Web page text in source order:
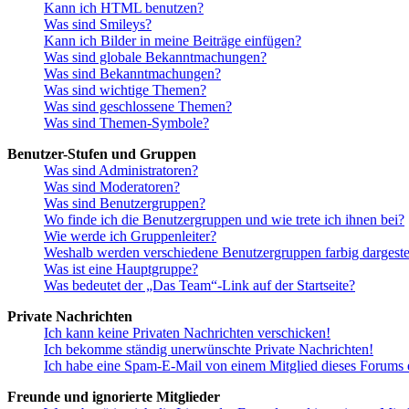
Kann ich HTML benutzen?
Was sind Smileys?
Kann ich Bilder in meine Beiträge einfügen?
Was sind globale Bekanntmachungen?
Was sind Bekanntmachungen?
Was sind wichtige Themen?
Was sind geschlossene Themen?
Was sind Themen-Symbole?
Benutzer-Stufen und Gruppen
Was sind Administratoren?
Was sind Moderatoren?
Was sind Benutzergruppen?
Wo finde ich die Benutzergruppen und wie trete ich ihnen bei?
Wie werde ich Gruppenleiter?
Weshalb werden verschiedene Benutzergruppen farbig
Was ist eine Hauptgruppe?
Was bedeutet der „Das Team“-Link auf der Startseite?
Private Nachrichten
Ich kann keine Privaten Nachrichten verschicken!
Ich bekomme ständig unerwünschte Private Nachrichten!
Ich habe eine Spam-E-Mail von einem Mitglied dieses Forums
Freunde und ignorierte Mitglieder